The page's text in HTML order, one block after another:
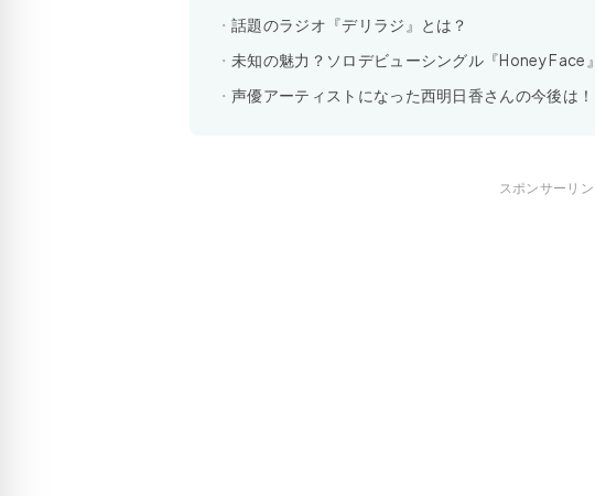
話題のラジオ『デリラジ』とは？
未知の魅力？ソロデビューシングル『Honey Face
声優アーティストになった西明日香さんの今後は！
スポンサーリン